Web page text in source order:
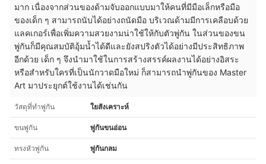
มาก เนื่องจากส่วนของด้ามจับออกแบบมาให้คนที่มีมือเล็กหรือมือ
ของเด็ก ๆ สามารถนับได้อย่างถนัดมือ บริเวณด้ามมีการเคลือบด้วย
แลคเกอร์เพื่อเพิ่มความสวยงามน่าใช้ให้กับตัวพู่กัน ในส่วนของขน
พู่กันก็มีคุณสมบัติอุ้มน้ำได้ดีและยังสปริงตัวได้อย่างมีประสิทธิภาพ
อีกด้วย เด็ก ๆ จึงนำมาใช้ในการสร้างสรรค์ผลงานได้อย่างอิสระ
หรือสำหรับใครที่เป็นนักวาดมือใหม่ ก็สามารถนำพู่กันของ Master
Art มาประยุกต์ใช้งานได้เช่นกัน
วัสดุที่ทำพู่กัน ใยสังเคราะห์
ขนพู่กัน พู่กันขนอ่อน
ทรงหัวพู่กัน พู่กันกลม